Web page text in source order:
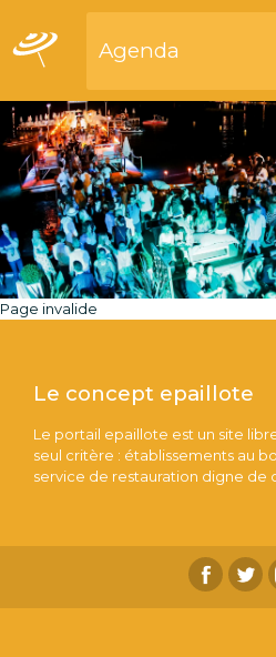
Agenda
Page invalide
Le concept epaillote
Le portail epaillote est un site
seul critère : établissements au
service de restauration digne de